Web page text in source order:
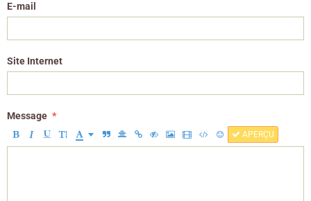
E-mail
Site Internet
Message
APERÇU